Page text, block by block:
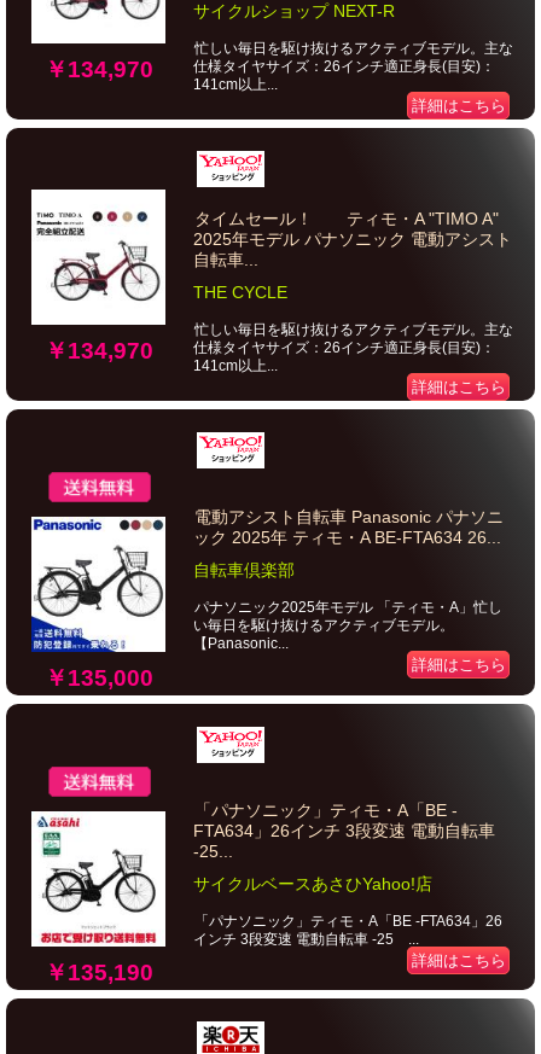
￥134,970
サイクルショップ NEXT-R
忙しい毎日を駆け抜けるアクティブモデル。主な
仕様タイヤサイズ：26インチ適正身長(目安)：
141cm以上...
詳細はこちら
￥134,970
タイムセール！ ティモ・A "TIMO A"
2025年モデル パナソニック 電動アシスト
自転車...
THE CYCLE
忙しい毎日を駆け抜けるアクティブモデル。主な
仕様タイヤサイズ：26インチ適正身長(目安)：
141cm以上...
詳細はこちら
￥135,000
電動アシスト自転車 Panasonic パナソニ
ック 2025年 ティモ・A BE-FTA634 26...
自転車倶楽部
パナソニック2025年モデル 「ティモ・A」忙し
い毎日を駆け抜けるアクティブモデル。
【Panasonic...
詳細はこちら
￥135,190
「パナソニック」ティモ・A「BE -
FTA634」26インチ 3段変速 電動自転車
-25...
サイクルベースあさひYahoo!店
「パナソニック」ティモ・A「BE -FTA634」26
インチ 3段変速 電動自転車 -25 ...
詳細はこちら